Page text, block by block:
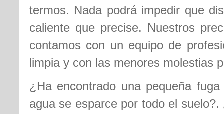
termos. Nada podrá impedir que
caliente que precise. Nuestros
contamos con un equipo de
limpia y con las menores molestias
¿Ha encontrado una pequeña
agua se esparce por todo el